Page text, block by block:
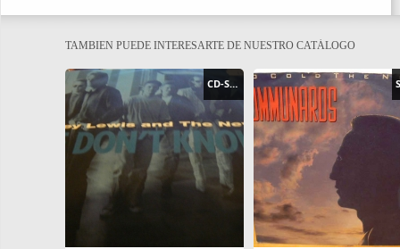
TAMBIEN PUEDE INTERESARTE DE NUESTRO CATÁLOGO
CD-SINGLE